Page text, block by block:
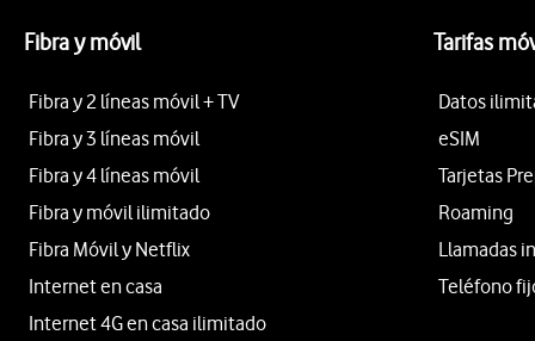
Fibra y móvil
Fibra y 2 líneas móvil + TV
Fibra y 3 líneas móvil
Fibra y 4 líneas móvil
Fibra y móvil ilimitado
Fibra Móvil y Netflix
Internet en casa
Internet 4G en casa ilimitado
Tarifas
Datos
eSIM
Tarjetas
Roaming
Llamadas
Teléfono